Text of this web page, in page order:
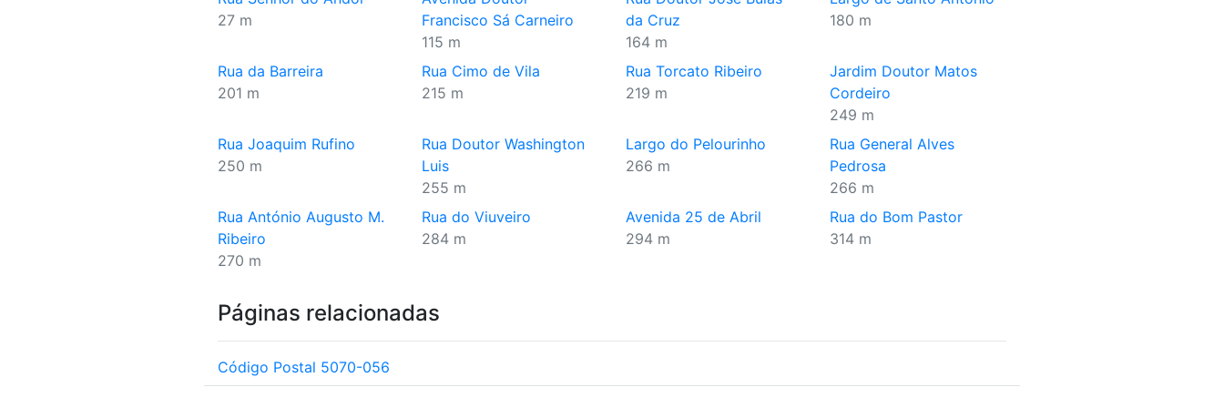
27 m
Francisco Sá Carneiro
115 m
da Cruz
164 m
180 m
Rua da Barreira
201 m
Rua Cimo de Vila
215 m
Rua Torcato Ribeiro
219 m
Jardim Doutor Matos
Cordeiro
249 m
Rua Joaquim Rufino
250 m
Rua Doutor Washington
Luis
255 m
Largo do Pelourinho
266 m
Rua General Alves
Pedrosa
266 m
Rua António Augusto M.
Ribeiro
270 m
Rua do Viuveiro
284 m
Avenida 25 de Abril
294 m
Rua do Bom Pastor
314 m
Páginas relacionadas
Código Postal 5070-056